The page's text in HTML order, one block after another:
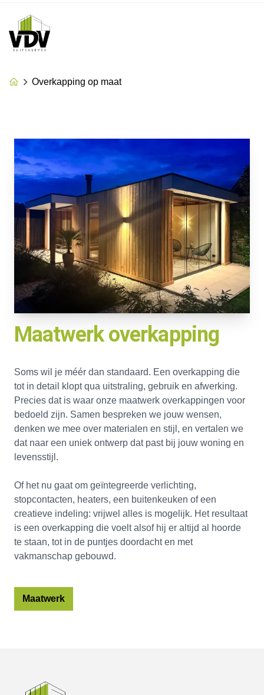
Overkapping op maat
Maatwerk overkapping
Soms wil je méér dan standaard. Een overkapping die
tot in detail klopt qua uitstraling, gebruik en afwerking.
Precies dat is waar onze maatwerk overkappingen voor
bedoeld zijn. Samen bespreken we jouw wensen,
denken we mee over materialen en stijl, en vertalen we
dat naar een uniek ontwerp dat past bij jouw woning en
levensstijl.
Of het nu gaat om geïntegreerde verlichting,
stopcontacten, heaters, een buitenkeuken of een
creatieve indeling: vrijwel alles is mogelijk. Het resultaat
is een overkapping die voelt alsof hij er altijd al hoorde
te staan, tot in de puntjes doordacht en met
vakmanschap gebouwd.
Maatwerk